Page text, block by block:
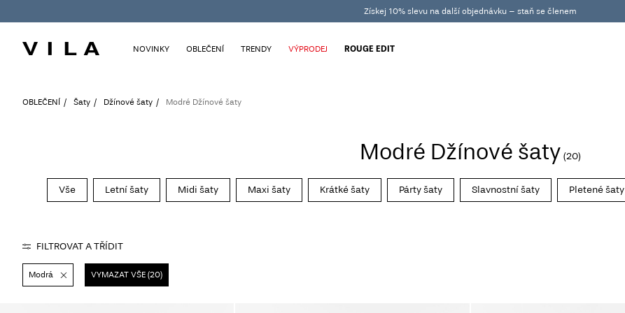
Získej 10% slevu na další objednávku – staň se členem
NOVINKY OBLEČENÍ TRENDY VÝPRODEJ ROUGE EDIT
OBLEČENÍ Šaty Džínové šaty Modré Džínové šaty
Modré Džínové šaty (20)
Vše Letní šaty Midi šaty Maxi šaty Krátké šaty Párty šaty Slavnostní šaty Pletené šaty
FILTROVAT A TŘÍDIT
Modrá VYMAZAT VŠE (20)